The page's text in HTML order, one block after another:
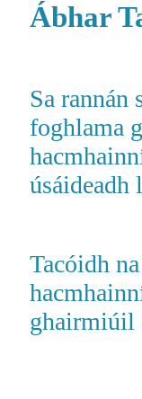
Ábhar
Sa rannán
foghlama
úsáideadh
Tacóidh
ghairmiúil